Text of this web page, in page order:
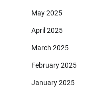
May 2025
April 2025
March 2025
February 2025
January 2025